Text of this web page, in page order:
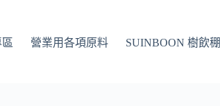
營業用各項原料 SUINBOON 樹飲稝